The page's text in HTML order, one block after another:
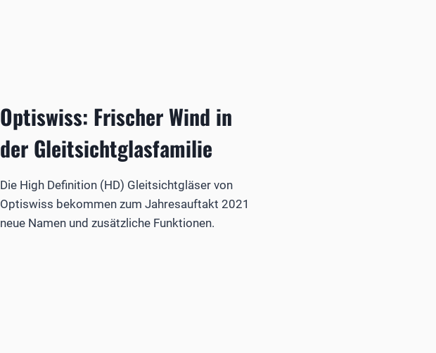
Optiswiss: Frischer Wind in
der Gleitsichtglasfamilie
Die High Definition (HD) Gleitsichtgläser von
Optiswiss bekommen zum Jahresauftakt 2021
neue Namen und zusätzliche Funktionen.